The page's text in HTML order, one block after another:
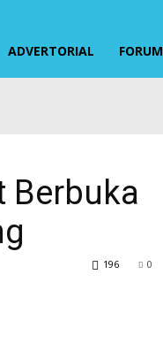
ADVERTORIAL FORUM
Berbuka
0
196